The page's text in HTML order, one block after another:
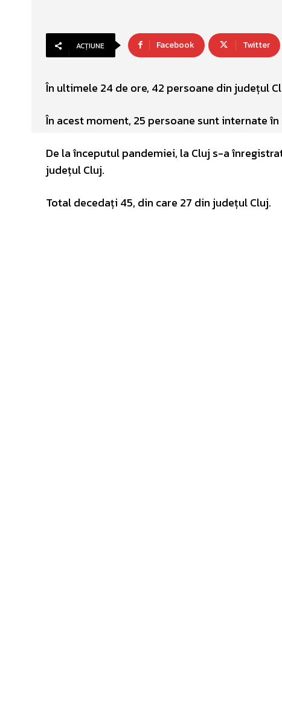
ACȚIUNE Facebook Twitter
În ultimele 24 de ore, 42 persoane din județul
În acest moment, 25 persoane sunt internate
De la începutul pandemiei, la Cluj s-a
județul Cluj.
Total decedați 45, din care 27 din județul Cluj.